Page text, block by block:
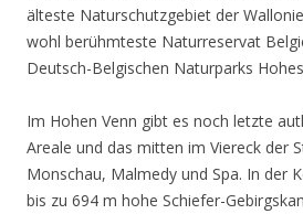
älteste Naturschutzgebiet der
wohl berühmteste Naturreservat
Deutsch-Belgischen Naturparks
Im Hohen Venn gibt es noch letzte
Areale und das mitten im Viereck der
Monschau, Malmedy und Spa. In der
bis zu 694 m hohe Schiefer-